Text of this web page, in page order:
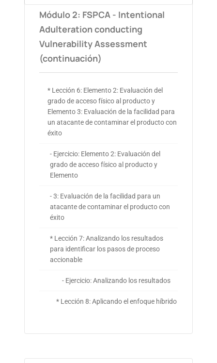
Módulo 2: FSPCA - Intentional
Adulteration conducting
Vulnerability Assessment
(continuación)
* Lección 6: Elemento 2: Evaluación del
grado de acceso físico al producto y
Elemento 3: Evaluación de la facilidad para
un atacante de contaminar el producto con
éxito
- Ejercicio: Elemento 2: Evaluación del
grado de acceso físico al producto y
Elemento
- 3: Evaluación de la facilidad para un
atacante de contaminar el producto con
éxito
* Lección 7: Analizando los resultados
para identificar los pasos de proceso
accionable
- Ejercicio: Analizando los resultados
* Lección 8: Aplicando el enfoque híbrido